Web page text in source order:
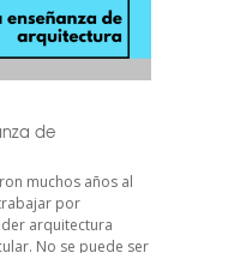
de
muchos años al
por
arquitectura
No se puede ser